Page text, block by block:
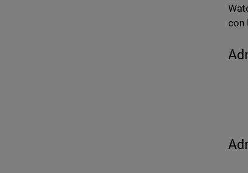
con